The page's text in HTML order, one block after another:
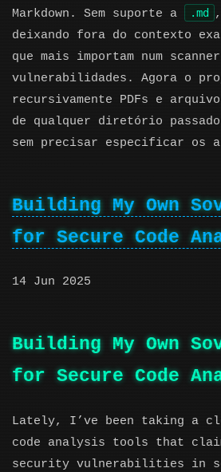
Markdown. Sem suporte a
.md
deixando fora do contexto
que mais importam num
vulnerabilidades. Agora o
recursivamente PDFs e
de qualquer diretório
sem precisar especificar os
Building My Own
for Secure Code
14 Jun 2025
Building My Own
for Secure Code
Lately, I’ve been taking a
code analysis tools that
security vulnerabilities in